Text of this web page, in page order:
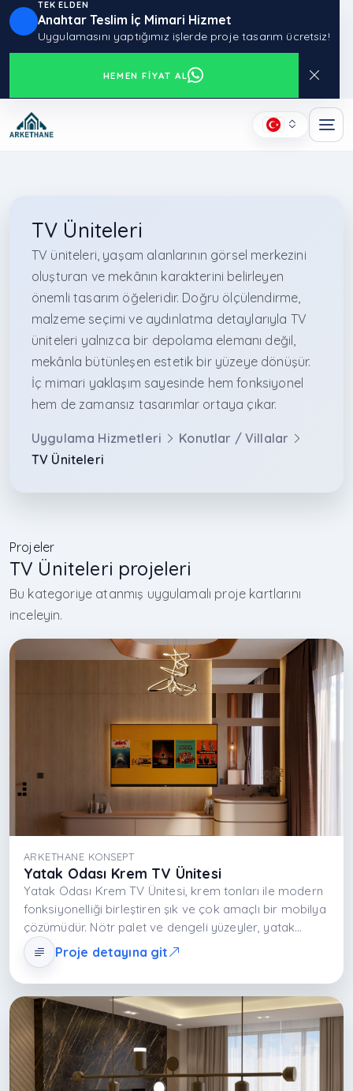
TEK ELDEN
Anahtar Teslim İç Mimari Hizmet
Uygulamasını yaptığımız işlerde proje tasarım ücretsiz!
HEMEN FIYAT AL
TV Üniteleri
TV üniteleri, yaşam alanlarının görsel merkezini
oluşturan ve mekânın karakterini belirleyen
önemli tasarım öğeleridir. Doğru ölçülendirme,
malzeme seçimi ve aydınlatma detaylarıyla TV
üniteleri yalnızca bir depolama elemanı değil,
mekânla bütünleşen estetik bir yüzeye dönüşür.
İç mimari yaklaşım sayesinde hem fonksiyonel
hem de zamansız tasarımlar ortaya çıkar.
Uygulama Hizmetleri
Konutlar / Villalar
TV Üniteleri
Projeler
TV Üniteleri projeleri
Bu kategoriye atanmış uygulamalı proje kartlarını
inceleyin.
ARKETHANE KONSEPT
Yatak Odası Krem TV Ünitesi
Yatak Odası Krem TV Ünitesi, krem tonları ile modern
fonksiyonelliği birleştiren şık ve çok amaçlı bir mobilya
çözümüdür. Nötr palet ve dengeli yüzeyler, yatak
odasında ferah ve sakin bir atmosfer yaratır. Entegre
açık-kapalı depolama alanları hem medya ekipmanını
hem dekoratif objeleri düzenler. Tasarım, yatak
odasını hem estetik hem işlevsel açıdan dengeli bir
yaşam alanına dönüştürür.
Proje detayına git